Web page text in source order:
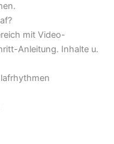
mit Video-
Anleitung. Inhalte u.